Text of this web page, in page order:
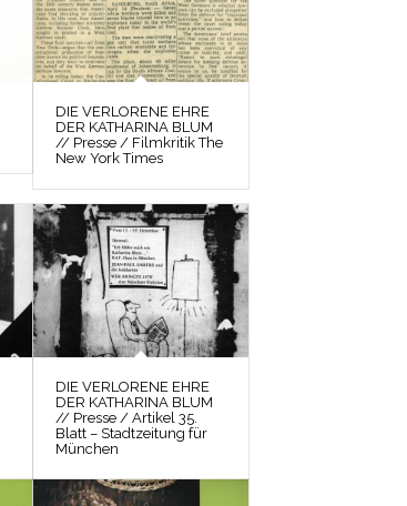
DIE VERLORENE EHRE
DER KATHARINA BLUM
// Presse / Filmkritik The
New York Times
DIE VERLORENE EHRE
DER KATHARINA BLUM
// Presse / Artikel 35.
Blatt – Stadtzeitung für
München